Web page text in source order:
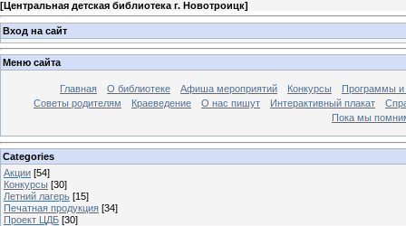
[Центральная детская библиотека г. Новотроицк]
Вход на сайт
Меню сайта
Главная О библиотеке Афиша мероприятий Конкурсы
Программы и
Советы родителям
Краеведение О нас пишут Интерактивный плакат
Пока мы
Categories
Акции [54]
Конкурсы [30]
Летний лагерь [15]
Печатная продукция [34]
Проект ЦДБ [30]